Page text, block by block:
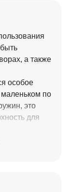
а также
особое
по
это
для